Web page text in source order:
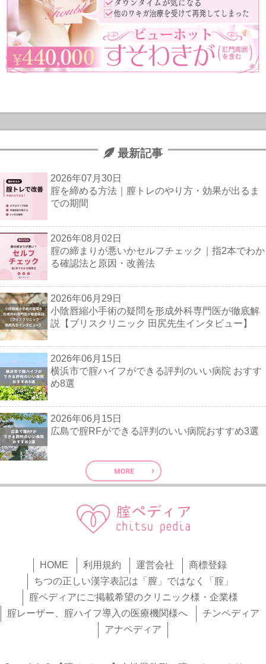
最新記事
2026年07月30日
腟を締める方法｜膣トレのやり方・効果が出るま
での期間
2026年08月02日
腟の締まりが悪いかセルフチェック｜指2本でわか
る確認法と原因・改善法
2026年06月29日
小陰唇縮小手術の疑問を形成外科専門医が徹底解
説【ブリスクリニック 田尻先生インタビュー】
2026年06月15日
横浜市で腟ハイフができる評判のいい病院 おすす
め8選
2026年06月15日
広島で腟RFができる評判のいい病院おすすめ3選
HOME 利用規約 運営会社
商標登録
ちつの正しい漢字表記は「膣」ではなく「腟」
腟ペディアにご掲載希望のクリニック様・企業様
腟レーザー、腟ハイフ導入の医療機関様へ
チンペディア
アナペディア